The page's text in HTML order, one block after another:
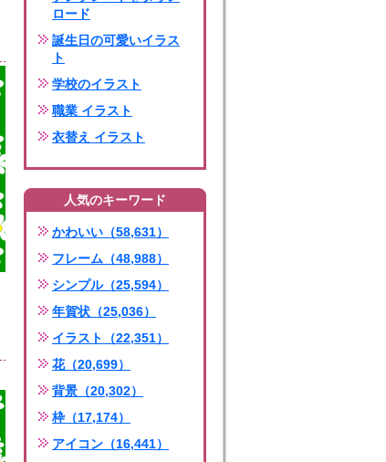
ロード
誕生日の可愛いイラス
ト
学校のイラスト
職業 イラスト
衣替え イラスト
人気のキーワード
かわいい（58,631）
フレーム（48,988）
シンプル（25,594）
年賀状（25,036）
イラスト（22,351）
花（20,699）
背景（20,302）
枠（17,174）
アイコン（16,441）